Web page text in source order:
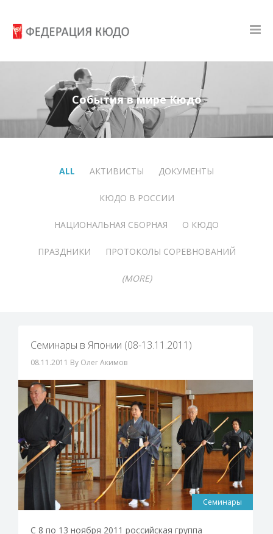
События в мире Кюдо
ALL АКТИВИСТЫ ДОКУМЕНТЫ
КЮДО В РОССИИ
НАЦИОНАЛЬНАЯ СБОРНАЯ О КЮДО
ПРАЗДНИКИ ПРОТОКОЛЫ СОРЕВНОВАНИЙ
(MORE)
Семинары в Японии (08-13.11.2011)
08.11.2011 By Олег Акимов
Семинары
С 8 по 13 ноября 2011 российская группа